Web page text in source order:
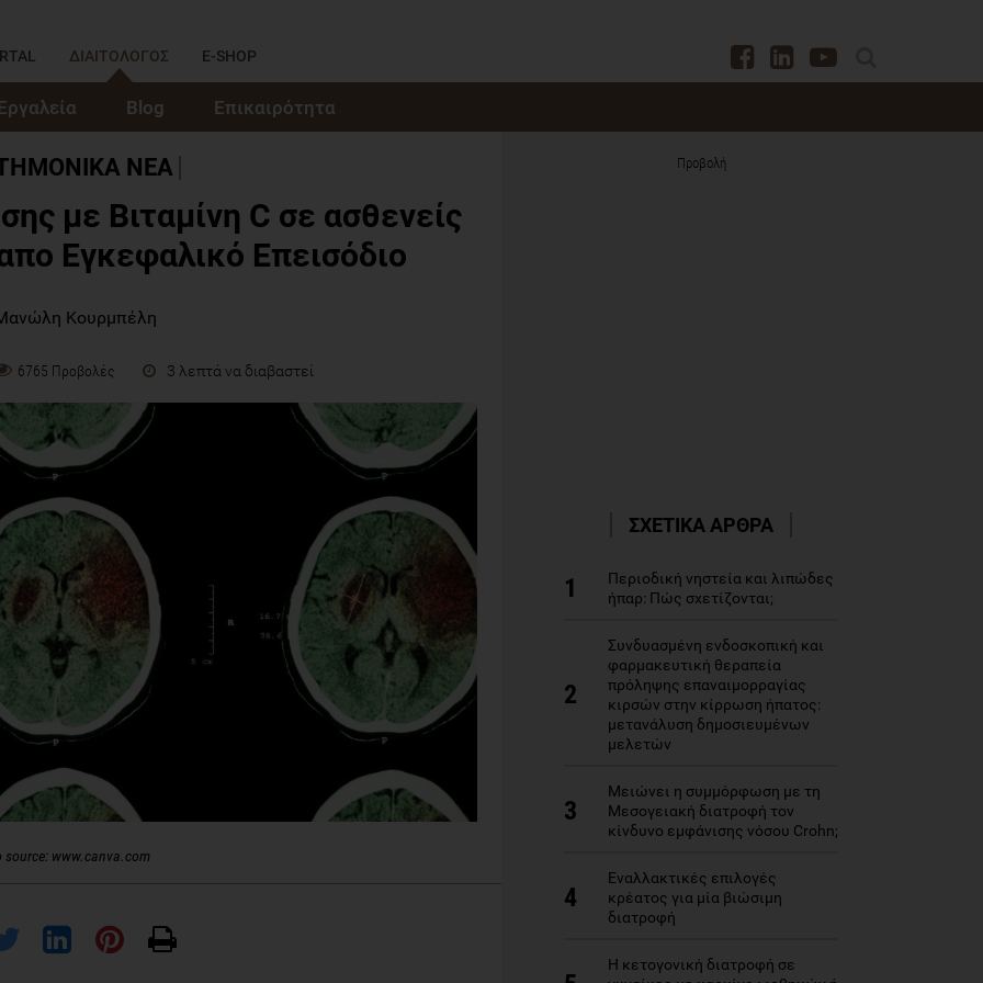
ΔΙΑΙΤΟΛΟΓΟΣ E-SHOP
Blog Επικαιρότητα
ΝΕΑ
με Βιταμίνη C σε ασθενείς
Εγκεφαλικό Επεισόδιο
Κουρμπέλη
6765 Προβολές 3 λεπτά να διαβαστεί
source: www.canva.com
Προβολή
ΣΧΕΤΙΚΑ ΑΡΘΡΑ
1
Περιοδική νηστεία και λιπώδες
ήπαρ: Πώς σχετίζονται;
2
Συνδυασμένη ενδοσκοπική και
φαρμακευτική θεραπεία
πρόληψης επαναιμορραγίας
κιρσών στην κίρρωση ήπατος:
μετανάλυση δημοσιευμένων
μελετών
3
Μειώνει η συμμόρφωση με τη
Μεσογειακή διατροφή τον
κίνδυνο εμφάνισης νόσου Crohn;
4
Εναλλακτικές επιλογές
κρέατος για μία βιώσιμη
διατροφή
Η κετογονική διατροφή σε